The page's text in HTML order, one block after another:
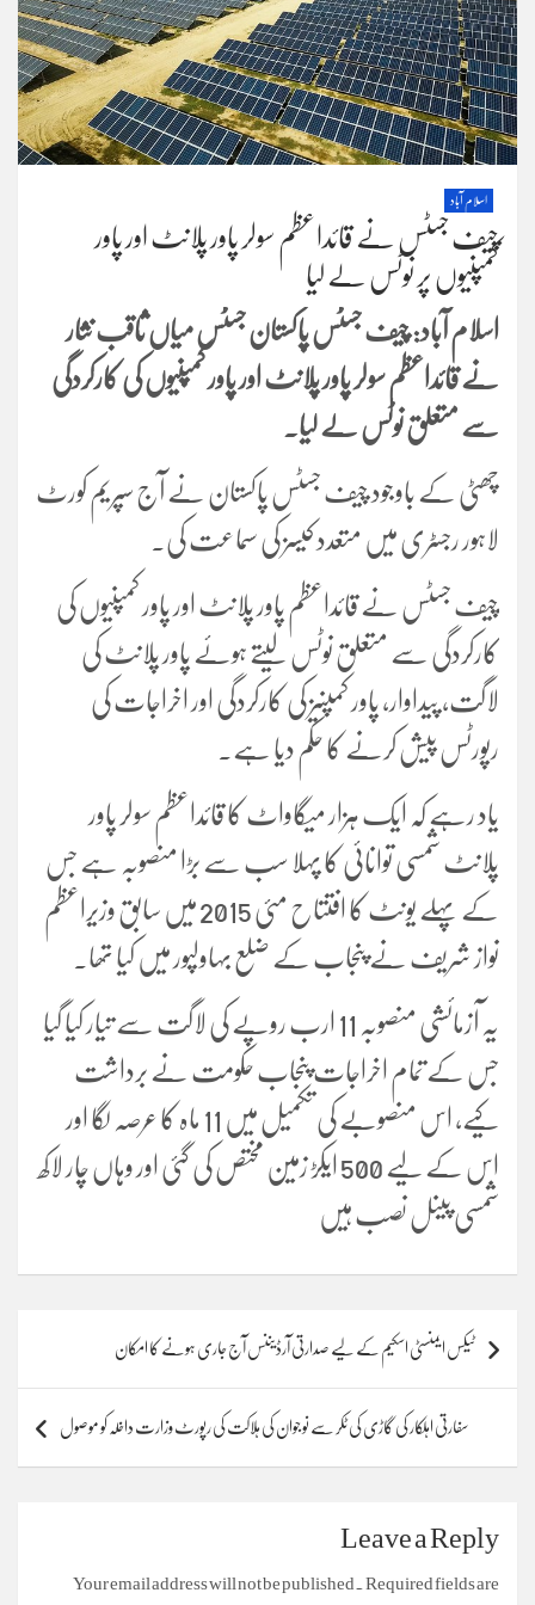
اسلام آباد
چیف جسٹس نے قائداعظم سولر پاور پلانٹ اور پاور
کمپنیوں پر نوٹس لے لیا
اسلام آباد: چیف جسٹس پاکستان جسٹس میاں ثاقب نثار
نے قائداعظم سولر پاور پلانٹ اور پاور کمپنیوں کی کارکردگی
سے متعلق نوٹس لے لیا۔
چھٹی کے باوجود چیف جسٹس پاکستان نے آج سپریم کورٹ
لاہور رجسٹری میں متعدد کیسز کی سماعت کی۔
چیف جسٹس نے قائداعظم پاور پلانٹ اور پاور کمپنیوں کی
کارکردگی سے متعلق نوٹس لیتے ہوئے پاور پلانٹ کی
لاگت، پیداوار، پاور کمپنیز کی کارکردگی اور اخراجات کی
رپورٹس پیش کرنے کا حکم دیا ہے۔
یاد رہے کہ ایک ہزار میگاواٹ کا قائداعظم سولر پاور
پلانٹ شمسی توانائی کا پہلا سب سے بڑا منصوبہ ہے جس
کے پہلے یونٹ کا افتتاح مئی 2015 میں سابق وزیراعظم
نواز شریف نے پنجاب کے ضلع بہاولپور میں کیا تھا۔
یہ آزمائشی منصوبہ 11 ارب روپے کی لاگت سے تیار کیا گیا
جس کے تمام اخراجات پنجاب حکومت نے برداشت
کیے، اس منصوبے کی تکمیل میں 11 ماہ کا عرصہ لگا اور
اس کے لیے 500 ایکڑ زمین مختص کی گئی اور وہاں چار لاکھ
شمسی پینل نصب ہیں
Post
navigation
ٹیکس ایمنسٹی اسکیم کے لیے صدارتی آرڈیننس آج جاری ہونے کا امکان
سفارتی اہلکار کی گاڑی کی ٹکر سے نوجوان کی ہلاکت کی رپورٹ وزارت داخلہ کو موصول
Leave a Reply
Your email address will not be published. Required fields are